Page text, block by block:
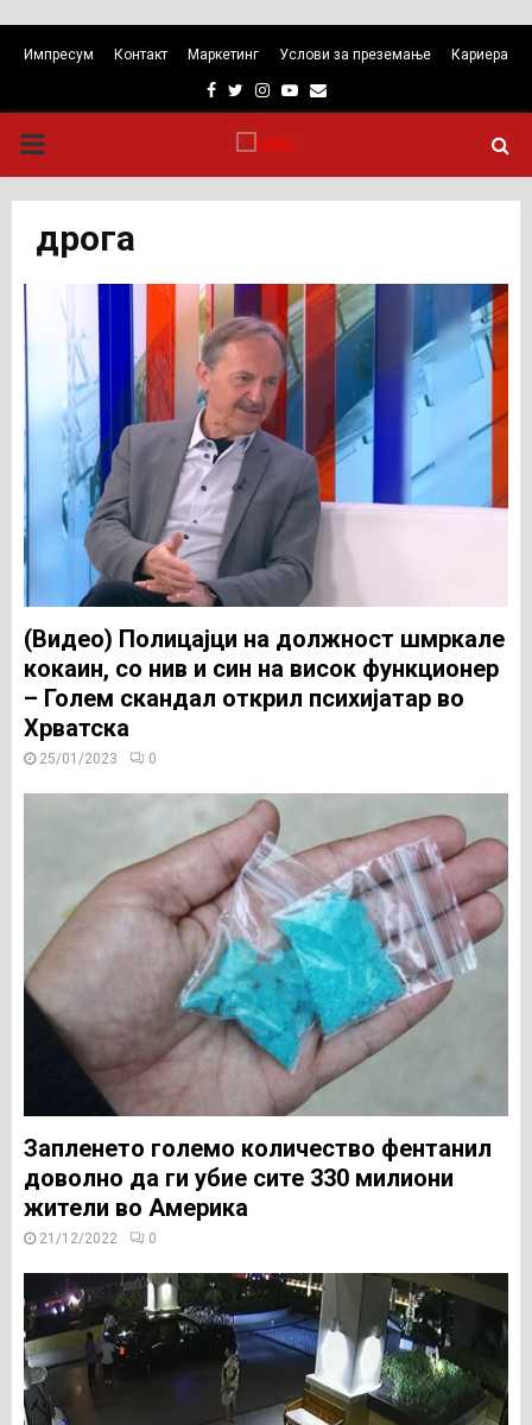
Импресум Контакт Маркетинг Услови за преземање Кариера
Facebook
TwitterInstagram
Youtube
Email
PRIMARY
MENU
дрога
(Видео) Полицајци на должност шмркале
кокаин, со нив и син на висок функционер
– Голем скандал открил психијатар во
Хрватска
25/01/2023 0
Запленето големо количество фентанил
доволно да ги убие сите 330 милиони
жители во Америка
21/12/2022 0